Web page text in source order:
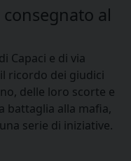
al
Capaci e di via
il ricordo dei giudici
delle loro scorte e
battaglia alla mafia,
serie di iniziative.